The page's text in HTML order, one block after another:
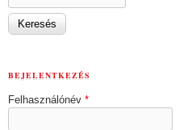
BEJELENTKEZÉS
Felhasználónév *